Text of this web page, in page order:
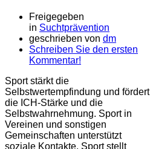
Freigegeben
in Suchtprävention
geschrieben von dm
Schreiben Sie den ersten
Kommentar!
Sport stärkt die
Selbstwertempfindung und fördert
die ICH-Stärke und die
Selbstwahrnehmung. Sport in
Vereinen und sonstigen
Gemeinschaften unterstützt
soziale Kontakte. Sport stellt